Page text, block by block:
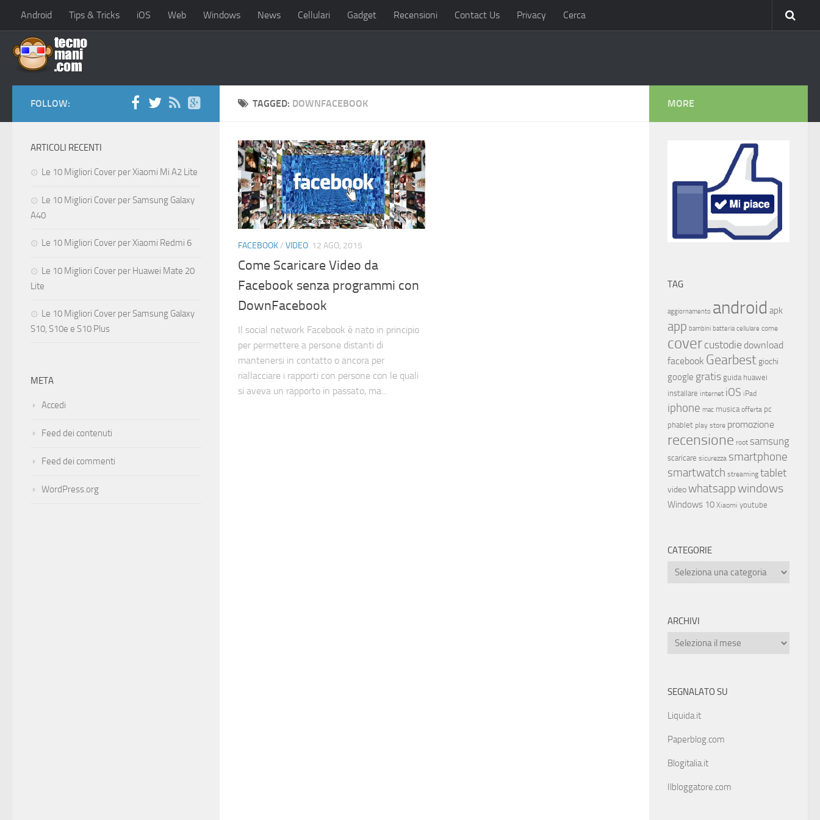
Android Tips & Tricks iOS Web Windows News Cellulari Gadget Recensioni Contact Us Privacy Cerca
TAGGED: DOWNFACEBOOK
FACEBOOK/ VIDEO 12 AGO, 2015
Come Scaricare Video da
Facebook senza programmi con
DownFacebook
Il social network Facebook è nato in principio
per permettere a persone distanti di
mantenersi in contatto o ancora per
riallacciare i rapporti con persone con le quali
si aveva un rapporto in passato, ma...
FOLLOW:
ARTICOLI RECENTI
Le 10 Migliori Cover per Xiaomi Mi A2 Lite
Le 10 Migliori Cover per Samsung Galaxy
A40
Le 10 Migliori Cover per Xiaomi Redmi 6
Le 10 Migliori Cover per Huawei Mate 20
Lite
Le 10 Migliori Cover per Samsung Galaxy
S10, S10e e S10 Plus
META
Accedi
Feed dei contenuti
Feed dei commenti
WordPress.org
MORE
TAG
aggiornamento android apk
app bambini batteria cellulare come
covercustodie download
facebook Gearbest giochi
google gratis guida huawei
installare internet iOS iPad
iphone mac musica offerta pc
phablet play store promozione
recensione root samsung
scaricare sicurezza smartphone
smartwatch streaming tablet
videowhatsappwindows
Windows 10 Xiaomi youtube
CATEGORIE
ARCHIVI
SEGNALATO SU
Liquida.it
Paperblog.com
Blogitalia.it
Ilbloggatore.com